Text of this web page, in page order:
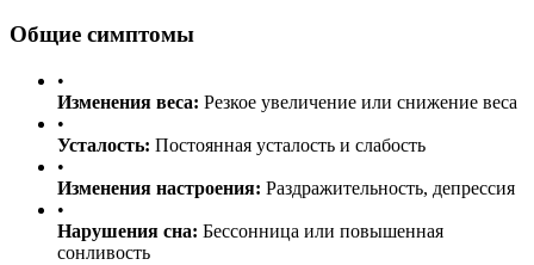
Общие симптомы
•
Изменения веса: Резкое увеличение или снижение веса
•
Усталость: Постоянная усталость и слабость
•
Изменения настроения: Раздражительность, депрессия
•
Нарушения сна: Бессонница или повышенная
сонливость